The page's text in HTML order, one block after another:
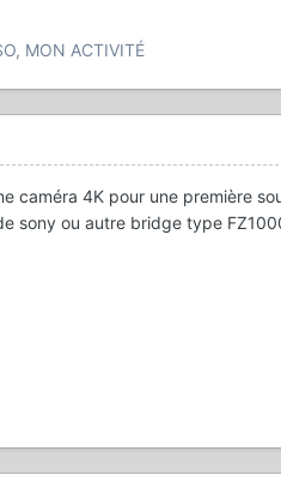
MON ACTIVITÉ
caméra 4K pour une première
sony ou autre bridge type